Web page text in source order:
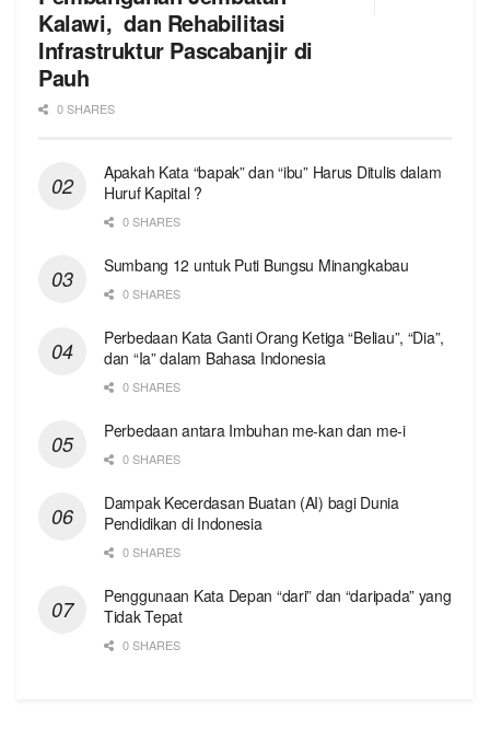
Kalawi, dan Rehabilitasi
Infrastruktur Pascabanjir di
Pauh
0 SHARES
Apakah Kata “bapak” dan “ibu” Harus Ditulis dalam
Huruf Kapital ?
0 SHARES
Sumbang 12 untuk Puti Bungsu Minangkabau
0 SHARES
Perbedaan Kata Ganti Orang Ketiga “Beliau”, “Dia”,
dan “Ia” dalam Bahasa Indonesia
0 SHARES
Perbedaan antara Imbuhan me-kan dan me-i
0 SHARES
Dampak Kecerdasan Buatan (AI) bagi Dunia
Pendidikan di Indonesia
0 SHARES
Penggunaan Kata Depan “dari” dan “daripada” yang
Tidak Tepat
0 SHARES